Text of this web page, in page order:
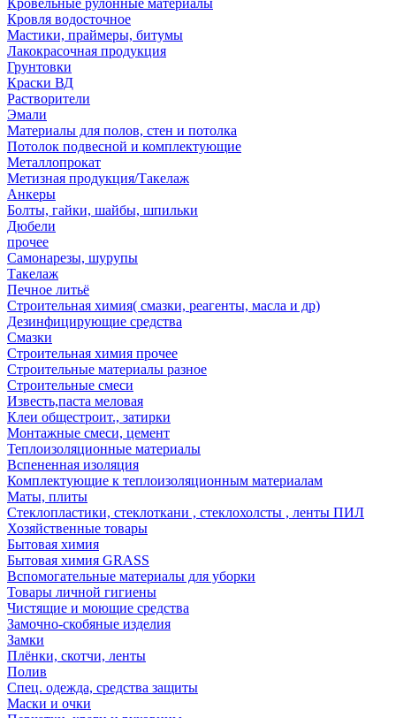
Кровельные рулонные материалы
Кровля водосточное
Мастики, праймеры, битумы
Лакокрасочная продукция
Грунтовки
Краски ВД
Растворители
Эмали
Материалы для полов, стен и потолка
Потолок подвесной и комплектующие
Металлопрокат
Метизная продукция/Такелаж
Анкеры
Болты, гайки, шайбы, шпильки
Дюбели
прочее
Самонарезы, шурупы
Такелаж
Печное литьё
Строительная химия( смазки, реагенты, масла и др)
Дезинфицирующие средства
Смазки
Строительная химия прочее
Строительные материалы разное
Строительные смеси
Известь,паста меловая
Клеи общестроит., затирки
Монтажные смеси, цемент
Теплоизоляционные материалы
Вспененная изоляция
Комплектующие к теплоизоляционным материалам
Маты, плиты
Стеклопластики, стеклоткани , стеклохолсты , ленты ПИЛ
Хозяйственные товары
Бытовая химия
Бытовая химия GRASS
Вспомогательные материалы для уборки
Товары личной гигиены
Чистящие и моющие средства
Замочно-скобяные изделия
Замки
Плёнки, скотчи, ленты
Полив
Спец. одежда, средства защиты
Маски и очки